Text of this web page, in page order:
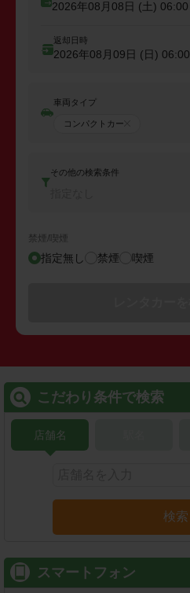
2026年08月08日 (土) 06:00
返却日時
2026年08月09日 (日) 06:00
車両タイプ
コンパクトカー
その他の検索条件
禁煙/喫煙
指定無し 禁煙 喫煙
こだわり条件で検索
店舗名
検索
スマートフォン